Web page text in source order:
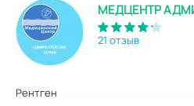
МЕДЦЕНТР
21 отзыв
Рентген